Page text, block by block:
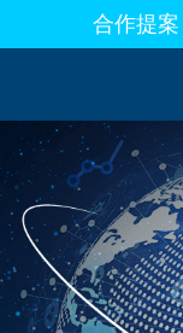
合作提案